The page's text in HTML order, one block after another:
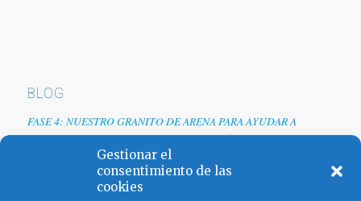
Gestionar el
consentimiento de las
cookies
BLOG
FASE 4: NUESTRO GRANITO DE ARENA PARA AYUDAR A
EMPRESAS TRAS LA CRISIS DEL COVID-19
Renovamos web